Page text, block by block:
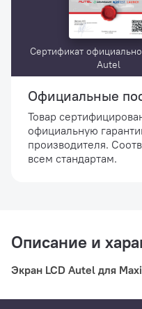
Сертификат
Autel
Официальные
Товар
официальную
производителя.
всем стандартам.
Описание и
Экран LCD Autel для